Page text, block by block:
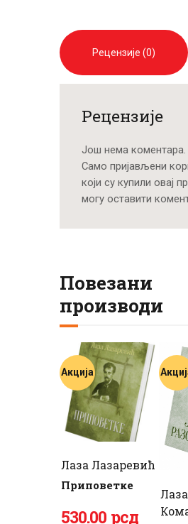
Рецензије (0)
Рецензије
Још нема коментара.
Само пријављени
који су купили овај
могу оставити
Повезани
производи
Акција
Лаза Лазаревић
Приповетке
Оригинална
530.00 рсд
Тренутна